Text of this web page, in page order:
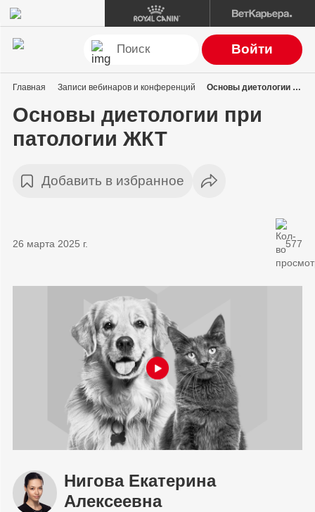
Войти
Главная Записи вебинаров и конференций Основы диетологии при патологии ЖКТ
Основы диетологии при
патологии ЖКТ
Добавить в избранное
26 марта 2025 г. 577
Нигова Екатерина
Алексеевна